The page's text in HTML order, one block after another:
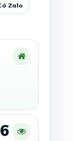
Zalo